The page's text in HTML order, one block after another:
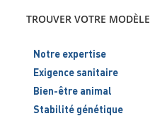
TROUVER VOTRE MODÈLE
Notre expertise
Exigence sanitaire
Bien-être animal
Stabilité génétique